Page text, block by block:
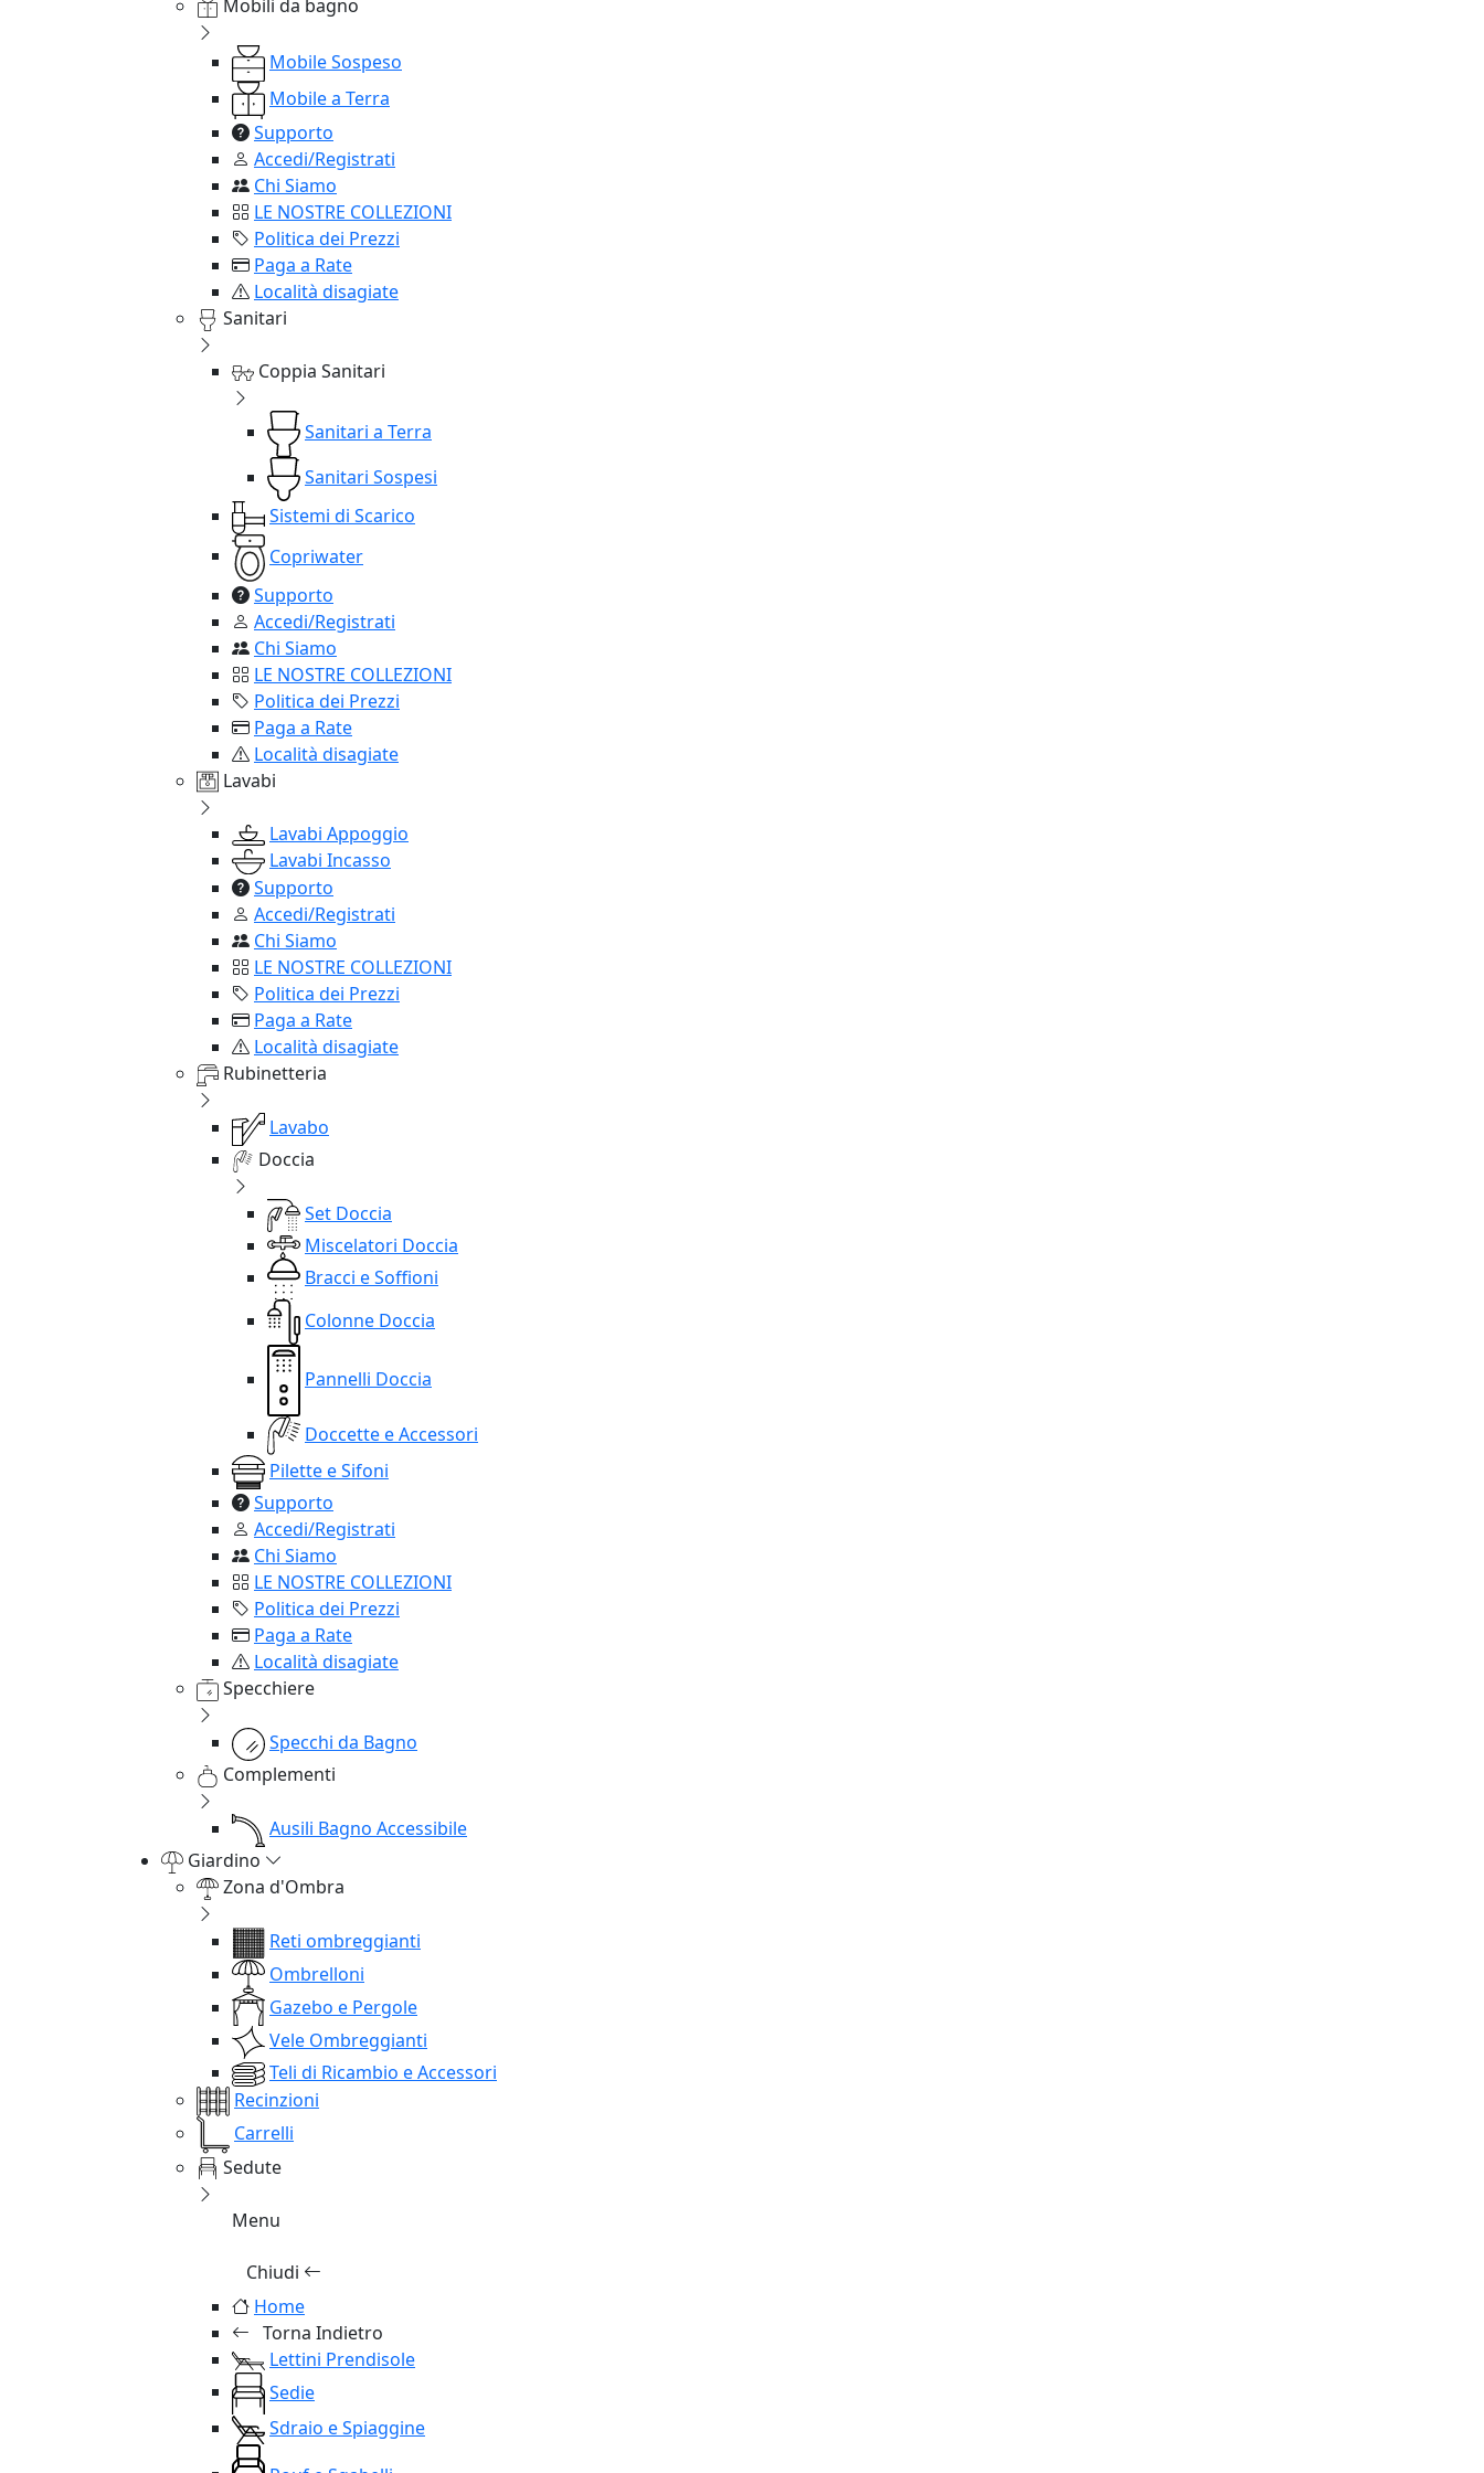
Mobili da bagno
Mobile Sospeso
Mobile a Terra
Supporto
Accedi/Registrati
Chi Siamo
LE NOSTRE COLLEZIONI
Politica dei Prezzi
Paga a Rate
Località disagiate
Sanitari
Coppia Sanitari
Sanitari a Terra
Sanitari Sospesi
Sistemi di Scarico
Copriwater
Supporto
Accedi/Registrati
Chi Siamo
LE NOSTRE COLLEZIONI
Politica dei Prezzi
Paga a Rate
Località disagiate
Lavabi
Lavabi Appoggio
Lavabi Incasso
Supporto
Accedi/Registrati
Chi Siamo
LE NOSTRE COLLEZIONI
Politica dei Prezzi
Paga a Rate
Località disagiate
Rubinetteria
Lavabo
Doccia
Set Doccia
Miscelatori Doccia
Bracci e Soffioni
Colonne Doccia
Pannelli Doccia
Doccette e Accessori
Pilette e Sifoni
Supporto
Accedi/Registrati
Chi Siamo
LE NOSTRE COLLEZIONI
Politica dei Prezzi
Paga a Rate
Località disagiate
Specchiere
Specchi da Bagno
Complementi
Ausili Bagno Accessibile
Giardino
Zona d'Ombra
Reti ombreggianti
Ombrelloni
Gazebo e Pergole
Vele Ombreggianti
Teli di Ricambio e Accessori
Recinzioni
Carrelli
Sedute
Menu
Chiudi
Home
Torna Indietro
Lettini Prendisole
Sedie
Sdraio e Spiaggine